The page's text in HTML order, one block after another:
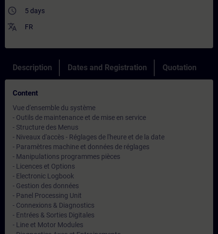
access_time 5 days
translate FR
Description Dates and Registration Quotation
Content
Vue d'ensemble du système
- Outils de maintenance et de mise en service
- Structure des Menus
- Niveaux d'accès - Réglages de l'heure et de la date
- Paramètres machine et données de réglages
- Manipulations programmes pièces
- Licences et Options
- Electronic Logbook
- Gestion des données
- Panel Processing Unit
- Connexions & Diagnostics
- Entrées & Sorties Digitales
- Line et Motor Modules